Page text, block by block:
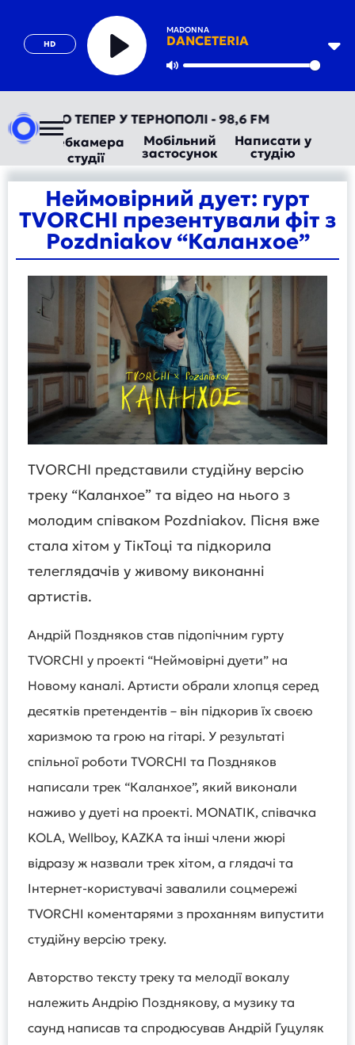
HD
MADONNA
DANCETERIA
Play
ТЕПЕР У ТЕРНОПОЛІ - 98,6 FM
Вебкамера
студії
Мобільний
застосунок
Написати у
студію
Неймовірний дует: гурт
TVORCHI презентували фіт з
Pozdniakov “Каланхое”
TVORCHI представили студійну версію
треку “Каланхое” та відео на нього з
молодим співаком Pozdnіakov. Пісня вже
стала хітом у ТікТоці та підкорила
телеглядачів у живому виконанні
артистів.
Андрій Поздняков став підопічним гурту
TVORCHI у проекті “Неймовірні дуети” на
Новому каналі. Артисти обрали хлопця серед
десятків претендентів – він підкорив їх своєю
харизмою та грою на гітарі. У результаті
спільної роботи TVORCHI та Поздняков
написали трек “Каланхое”, який виконали
наживо у дуеті на проекті. MONATIK, співачка
KOLA, Wellboy, KAZKA та інші члени жюрі
відразу ж назвали трек хітом, а глядачі та
Інтернет-користувачі завалили соцмережі
TVORCHI коментарями з проханням випустити
студійну версію треку.
Авторство тексту треку та мелодії вокалу
належить Андрію Позднякову, а музику та
саунд написав та спродюсував Андрій Гуцуляк